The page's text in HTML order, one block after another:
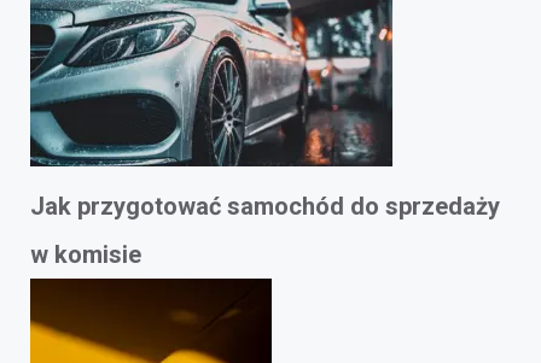
Jak przygotować samochód do sprzedaży
w komisie